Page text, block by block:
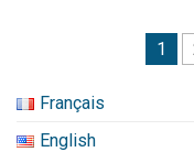
Navigation
1
Français
English